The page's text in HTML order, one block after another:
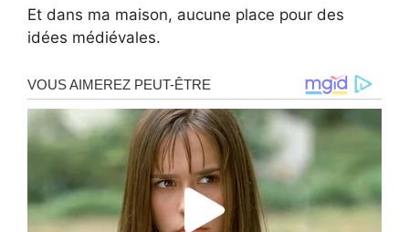
Et dans ma maison, aucune place pour des
idées médiévales.